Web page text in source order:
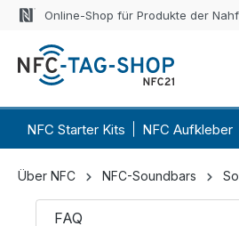
Online-Shop für Produkte der
NFC Starter Kits NFC Aufkleber
Über NFC NFC-Soundbars
FAQ